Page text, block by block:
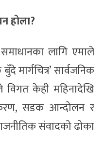
होला?
लागि एमाले
मार्गचित्र’ सार्वजनिक
विगत केही महिनादेखि
सडक आन्दोलन र
संवादको ढोका